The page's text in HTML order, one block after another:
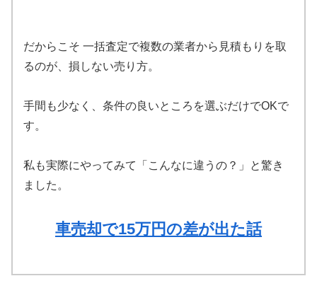
だからこそ 一括査定で複数の業者から見積もりを取
るのが、損しない売り方。
手間も少なく、条件の良いところを選ぶだけでOKで
す。
私も実際にやってみて「こんなに違うの？」と驚き
ました。
車売却で15万円の差が出た話